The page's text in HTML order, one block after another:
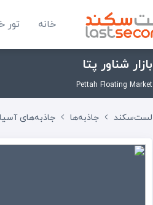
خانه تور
بازار شناور پتا
Pettah Floating Market
لست‌سکند جاذبه‌ها جاذبه‌های آسیا